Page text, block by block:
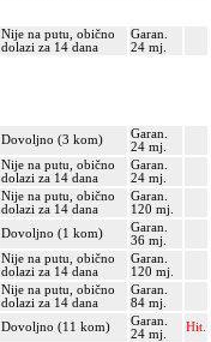
Nije na putu, obično
dolazi za 14 dana
Garan.
24 mj.
Dovoljno (3 kom)
Garan.
24 mj.
Nije na putu, obično
dolazi za 14 dana
Garan.
24 mj.
Nije na putu, obično
dolazi za 14 dana
Garan.
120 mj.
Dovoljno (1 kom)
Garan.
36 mj.
Nije na putu, obično
dolazi za 14 dana
Garan.
120 mj.
Nije na putu, obično
dolazi za 14 dana
Garan.
84 mj.
Dovoljno (11 kom)
Garan.
24 mj.
Hit.